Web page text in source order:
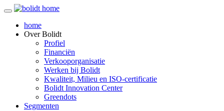
home
OverBolidt
Profiel
Financiën
Verkooporganisatie
Werken bij Bolidt
Kwaliteit, Milieu en ISO-certificatie
Bolidt Innovation Center
Greendots
Segmenten